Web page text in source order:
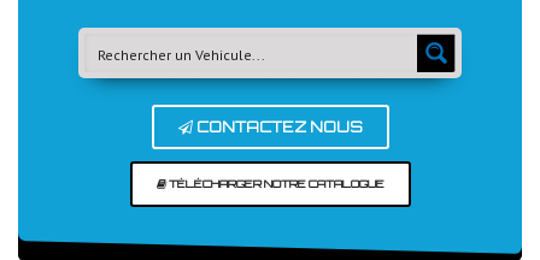
CONTACTEZ NOUS
TÉLÉCHARGER NOTRE CATALOGUE